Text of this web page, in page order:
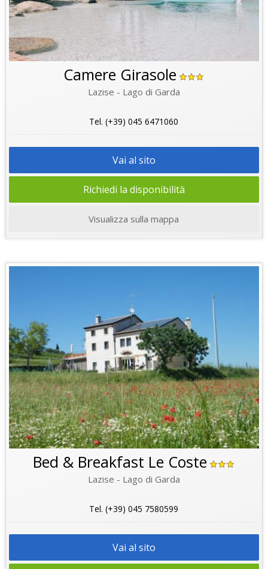
Camere Girasole
Lazise - Lago di Garda
Tel. (+39) 045 6471060
Vai al sito
Richiedi la disponibilità
Visualizza sulla mappa
Bed & Breakfast Le Coste
Lazise - Lago di Garda
Tel. (+39) 045 7580599
Vai al sito